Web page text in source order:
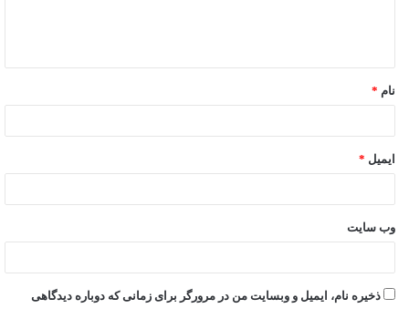
نام *
ایمیل *
وب‌ سایت
ذخیره نام، ایمیل و وبسایت من در مرورگر برای زمانی که دوباره دیدگاهی